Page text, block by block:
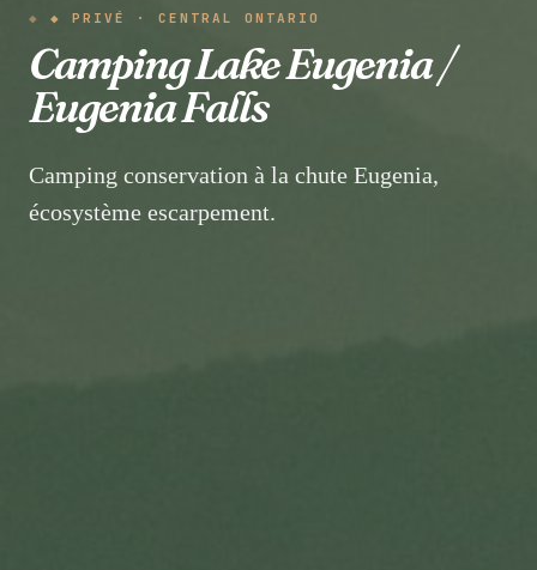
◆ PRIVÉ · CENTRAL ONTARIO
Camping Lake Eugenia /
Eugenia Falls
Camping conservation à la chute Eugenia,
écosystème escarpement.